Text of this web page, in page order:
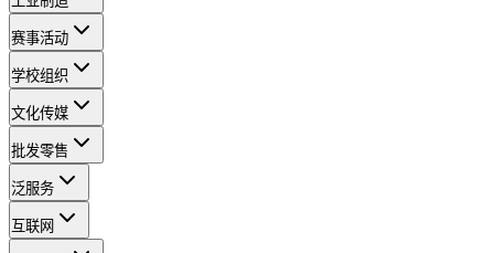
赛事活动
学校组织
文化传媒
批发零售
泛服务
互联网